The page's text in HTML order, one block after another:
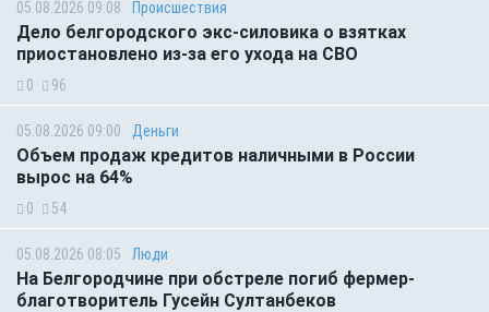
05.08.2026 09:08 Происшествия
Дело белгородского экс-силовика о взятках
приостановлено из-за его ухода на СВО
0 96
05.08.2026 09:00 Деньги
Объем продаж кредитов наличными в России
вырос на 64%
0 54
05.08.2026 08:05 Люди
На Белгородчине при обстреле погиб фермер-
благотворитель Гусейн Султанбеков